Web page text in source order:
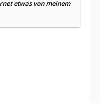
etwas von meinem